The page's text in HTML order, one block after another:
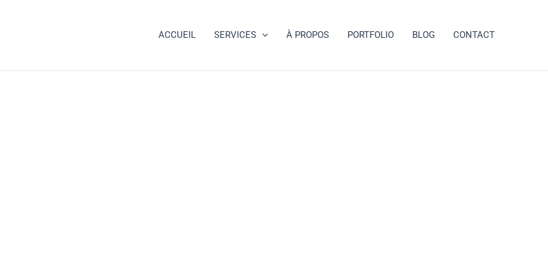
ACCUEIL SERVICES À PROPOS PORTFOLIO BLOG CONTACT